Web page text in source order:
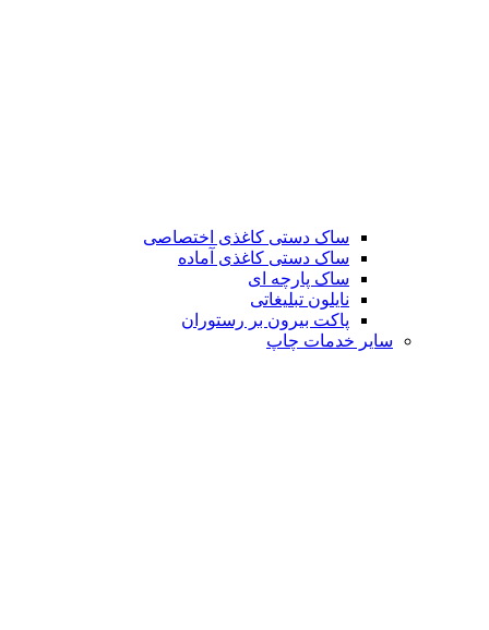
ساک دستی کاغذی اختصاصی
ساک دستی کاغذی آماده
ساک پارچه ای
نایلون تبلیغاتی
پاکت بیرون بر رستوران
سایر خدمات چاپ